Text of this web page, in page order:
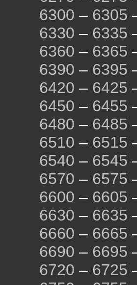
6300 – 6305
6330 – 6335
6360 – 6365
6390 – 6395
6420 – 6425
6450 – 6455
6480 – 6485
6510 – 6515
6540 – 6545
6570 – 6575
6600 – 6605
6630 – 6635
6660 – 6665
6690 – 6695
6720 – 6725